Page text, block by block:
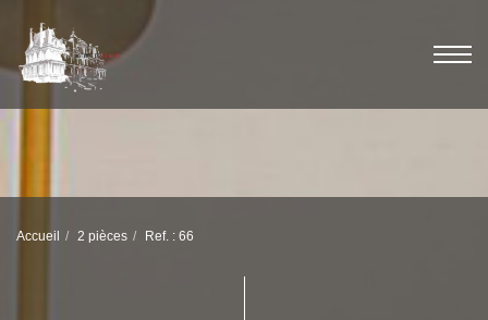
Accueil 2 pièces Ref. : 66